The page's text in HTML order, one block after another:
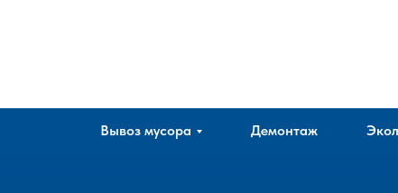
Вывоз мусора Демонтаж